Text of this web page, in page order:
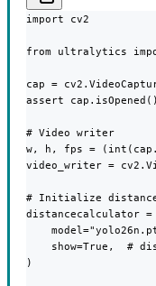
import cv2
from ultralytics
cap =
assert
# Video writer
w, h, fps =
video_writer =
# Initialize
distancecalculator
show=True,  #
)